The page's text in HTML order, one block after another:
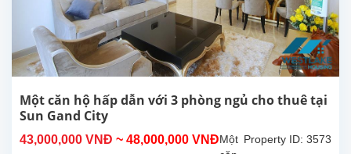
Một căn hộ hấp dẫn với 3 phòng ngủ cho thuê tại
Sun Gand City
43,000,000 VNĐ ~ 48,000,000 VNĐ Property ID: 3573
Một